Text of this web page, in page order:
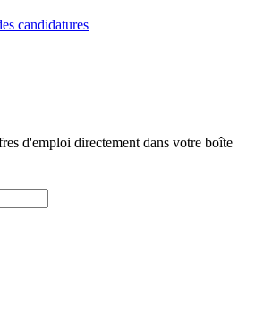
candidatures
d'emploi directement dans votre boîte